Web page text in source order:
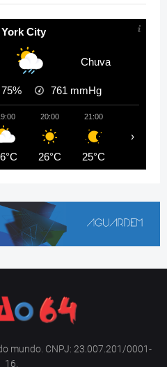
City
Chuva
75% 761 mmHg
20:00
26°C
21:00
25°C
›
mundo. CNPJ: 23.007.201/0001-
16.